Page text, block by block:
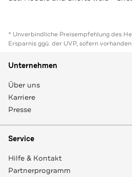
* Unverbindliche Preisempfehlung des
Ersparnis ggü. der UVP, sofern vorhanden
Unternehmen
Über uns
Karriere
Presse
Service
Hilfe & Kontakt
Partnerprogramm